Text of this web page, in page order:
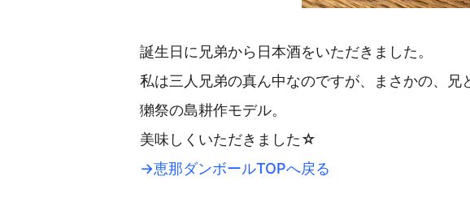
誕生日に兄弟から日本酒をいただきました。
私は三人兄弟の真ん中なのですが、まさかの、兄
獺祭の島耕作モデル。
美味しくいただきました☆
→恵那ダンボールTOPへ戻る